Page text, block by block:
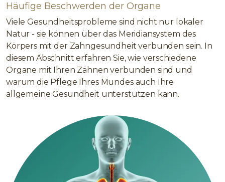
Häufige Beschwerden der Organe
Viele Gesundheitsprobleme sind nicht nur lokaler
Natur - sie können über das Meridiansystem des
Körpers mit der Zahngesundheit verbunden sein. In
diesem Abschnitt erfahren Sie, wie verschiedene
Organe mit Ihren Zähnen verbunden sind und
warum die Pflege Ihres Mundes auch Ihre
allgemeine Gesundheit unterstützen kann.